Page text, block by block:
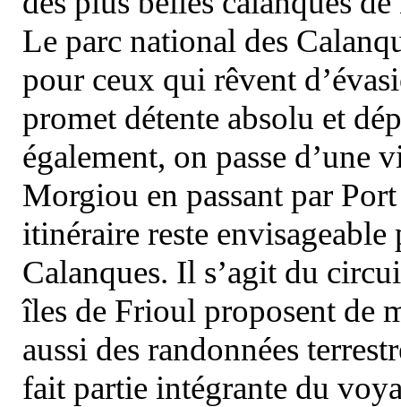
Le parc national des
pour ceux qui rêvent
promet détente absolu et
également, on passe d’une
Morgiou en passant par
itinéraire reste
Calanques. Il s’agit du
îles de Frioul proposent de
aussi des randonnées
fait partie intégrante du